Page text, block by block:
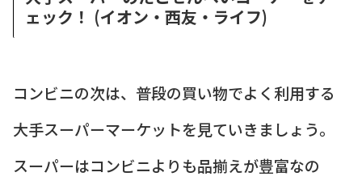
ェック！ (イオン・西友・ライフ)
コンビニの次は、普段の買い物でよく利用する
大手スーパーマーケットを見ていきましょう。
スーパーはコンビニよりも品揃えが豊富なの